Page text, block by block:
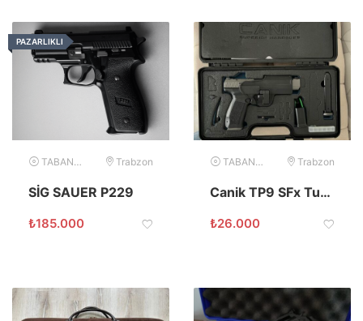
PAZARLIKLI
TABANCA Trabzon
SİG SAUER P229
₺185.000
TABANCA Trabzon
Canik TP9 SFx Tungsten Siyah sıfır
₺26.000